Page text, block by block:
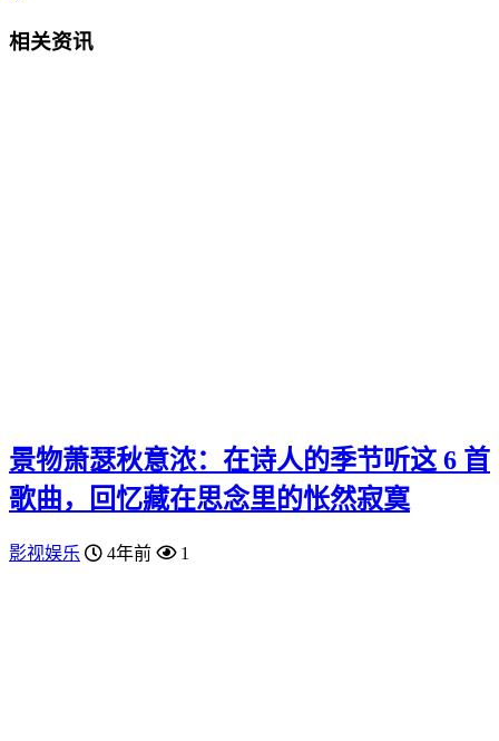
相关资讯
景物萧瑟秋意浓：在诗人的季节听这 6 首
歌曲，回忆藏在思念里的怅然寂寞
影视娱乐 4年前 1